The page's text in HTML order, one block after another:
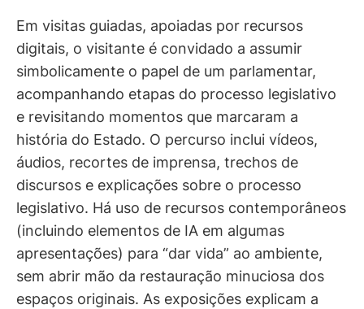
Em visitas guiadas, apoiadas por recursos
digitais, o visitante é convidado a assumir
simbolicamente o papel de um parlamentar,
acompanhando etapas do processo legislativo
e revisitando momentos que marcaram a
história do Estado. O percurso inclui vídeos,
áudios, recortes de imprensa, trechos de
discursos e explicações sobre o processo
legislativo. Há uso de recursos contemporâneos
(incluindo elementos de IA em algumas
apresentações) para “dar vida” ao ambiente,
sem abrir mão da restauração minuciosa dos
espaços originais. As exposições explicam a